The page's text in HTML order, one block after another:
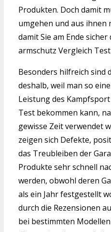
Produkten. Doch damit
umgehen und aus ihnen
damit Sie am Ende
armschutz Vergleich
Besonders hilfreich sind
deshalb, weil man so
Leistung des
Test bekommen kann,
gewisse Zeit verwendet
zeigen sich Defekte,
das Treubleiben der
Produkte sehr schnell
werden, obwohl deren
als ein Jahr festgestellt
durch die Rezensionen
bei bestimmten